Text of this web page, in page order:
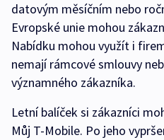
datovým měsíčním nebo
Evropské unie mohou
Nabídku mohou využít i
nemají rámcové smlouvy
významného zákazníka.
Letní balíček si zákazníci
Můj T-Mobile. Po jeho